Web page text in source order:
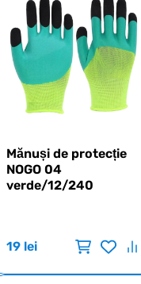
Mănuși de protecție
NOGO 04
verde/12/240
19 lei